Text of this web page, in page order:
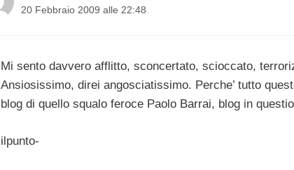
20 Febbraio 2009 alle 22:48
Mi sento davvero afflitto, sconcertato, scioccato,
Ansiosissimo, direi angosciatissimo. Perche’ tutto
blog di quello squalo feroce Paolo Barrai, blog in
ilpunto-